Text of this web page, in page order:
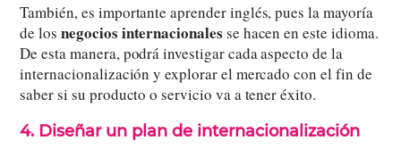
También, es importante aprender inglés, pues la mayoría
de losnegocios internacionales se hacen en este idioma.
De esta manera, podrá investigar cada aspecto de la
internacionalización y explorar el mercado con el fin de
saber si su producto o servicio va a tener éxito.
4. Diseñar un plan de internacionalización